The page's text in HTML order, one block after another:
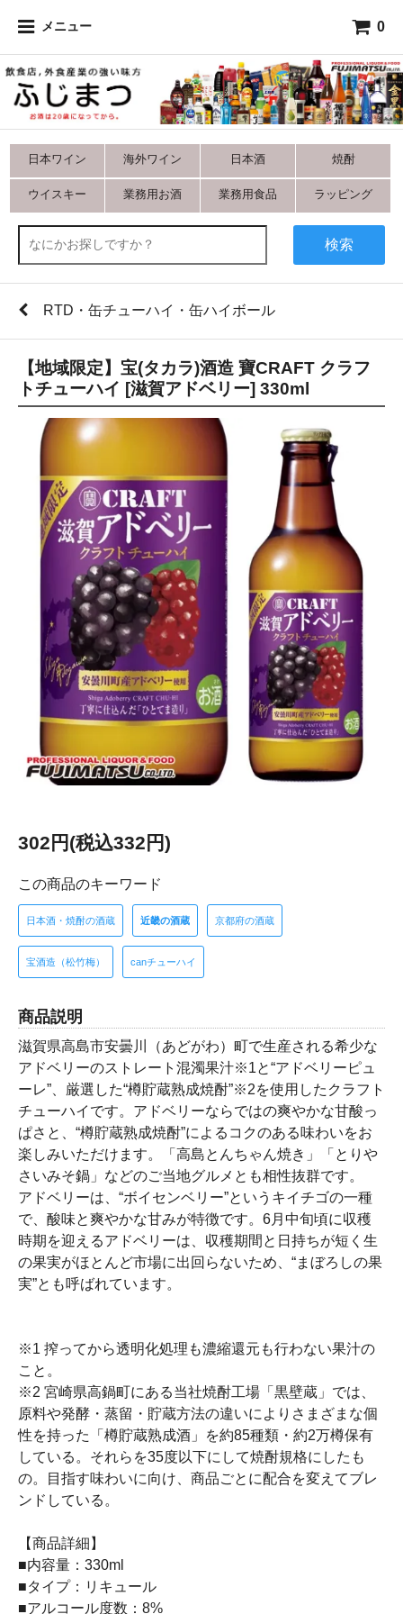
メニュー 0
日本ワイン 海外ワイン 日本酒 焼酎
ウイスキー 業務用お酒 業務用食品 ラッピング
検索
RTD・缶チューハイ・缶ハイボール
【地域限定】宝(タカラ)酒造 寶CRAFT クラフ
トチューハイ [滋賀アドベリー] 330ml
302円(税込332円)
この商品のキーワード
日本酒・焼酎の酒蔵 近畿の酒蔵 京都府の酒蔵
宝酒造（松竹梅） canチューハイ
商品説明
滋賀県高島市安曇川（あどがわ）町で生産される希少な
アドベリーのストレート混濁果汁※1と“アドベリーピュ
ーレ”、厳選した“樽貯蔵熟成焼酎”※2を使用したクラフト
チューハイです。アドベリーならではの爽やかな甘酸っ
ぱさと、“樽貯蔵熟成焼酎”によるコクのある味わいをお
楽しみいただけます。「高島とんちゃん焼き」「とりや
さいみそ鍋」などのご当地グルメとも相性抜群です。
アドベリーは、“ボイセンベリー”というキイチゴの一種
で、酸味と爽やかな甘みが特徴です。6月中旬頃に収穫
時期を迎えるアドベリーは、収穫期間と日持ちが短く生
の果実がほとんど市場に出回らないため、“まぼろしの果
実”とも呼ばれています。
※1 搾ってから透明化処理も濃縮還元も行わない果汁の
こと。
※2 宮崎県高鍋町にある当社焼酎工場「黒壁蔵」では、
原料や発酵・蒸留・貯蔵方法の違いによりさまざまな個
性を持った「樽貯蔵熟成酒」を約85種類・約2万樽保有
している。それらを35度以下にして焼酎規格にしたも
の。目指す味わいに向け、商品ごとに配合を変えてブレ
ンドしている。
【商品詳細】
■内容量：330ml
■タイプ：リキュール
■アルコール度数：8%